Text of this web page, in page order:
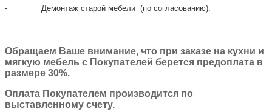
- Демонтаж старой мебели (по согласованию).
Обращаем Ваше внимание, что при заказе на кухни и
мягкую мебель с Покупателей берется предоплата в
размере 30%.
Оплата Покупателем производится по
выставленному счету.